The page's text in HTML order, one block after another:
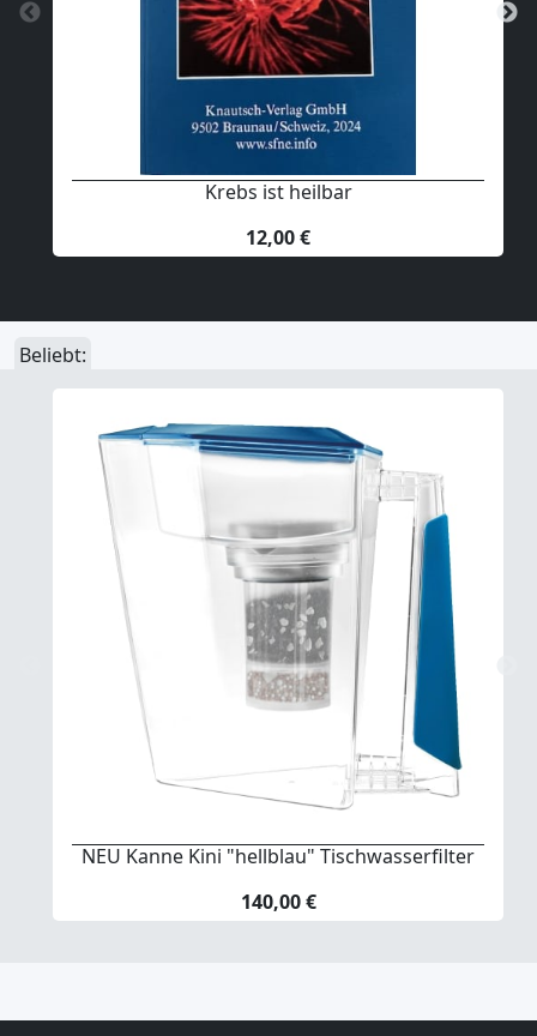
Krebs ist heilbar
12,00 €
Beliebt:
NEU Kanne Kini "hellblau" Tischwasserfilter
140,00 €